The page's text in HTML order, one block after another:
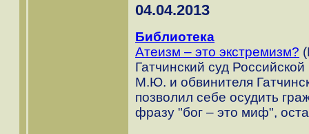
04.04.2013
Библиотека
Атеизм – это экстремизм?
Гатчинский суд
М.Ю. и обвинителя
позволил себе осудить
фразу "бог – это миф",